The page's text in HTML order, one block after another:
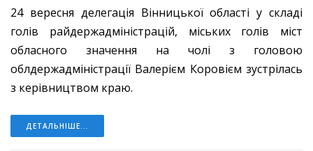
24 вересня делегація Вінницької області у складі
голів райдержадміністрацій, міських голів міст
обласного значення на чолі з головою
облдержадміністрації Валерієм Коровієм зустрілась
з керівництвом краю.
ДЕТАЛЬНІШЕ...